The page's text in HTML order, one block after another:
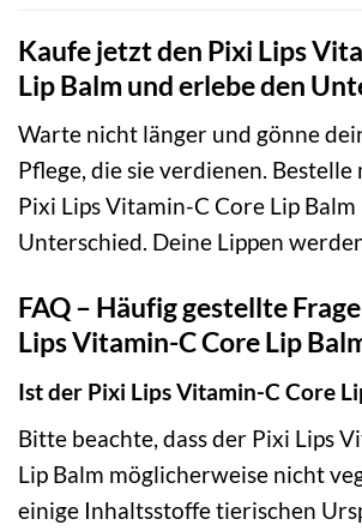
Kaufe jetzt den Pixi Lips
Lip Balm und erlebe den
Warte nicht länger und gönne
Pflege, die sie verdienen.
Pixi Lips Vitamin-C Core Lip
Unterschied. Deine Lippen
FAQ – Häufig gestellte
Lips Vitamin-C Core Lip
Ist der Pixi Lips Vitamin-C Core
Bitte beachte, dass der Pixi Lips
Lip Balm möglicherweise nicht
einige Inhaltsstoffe tierischen